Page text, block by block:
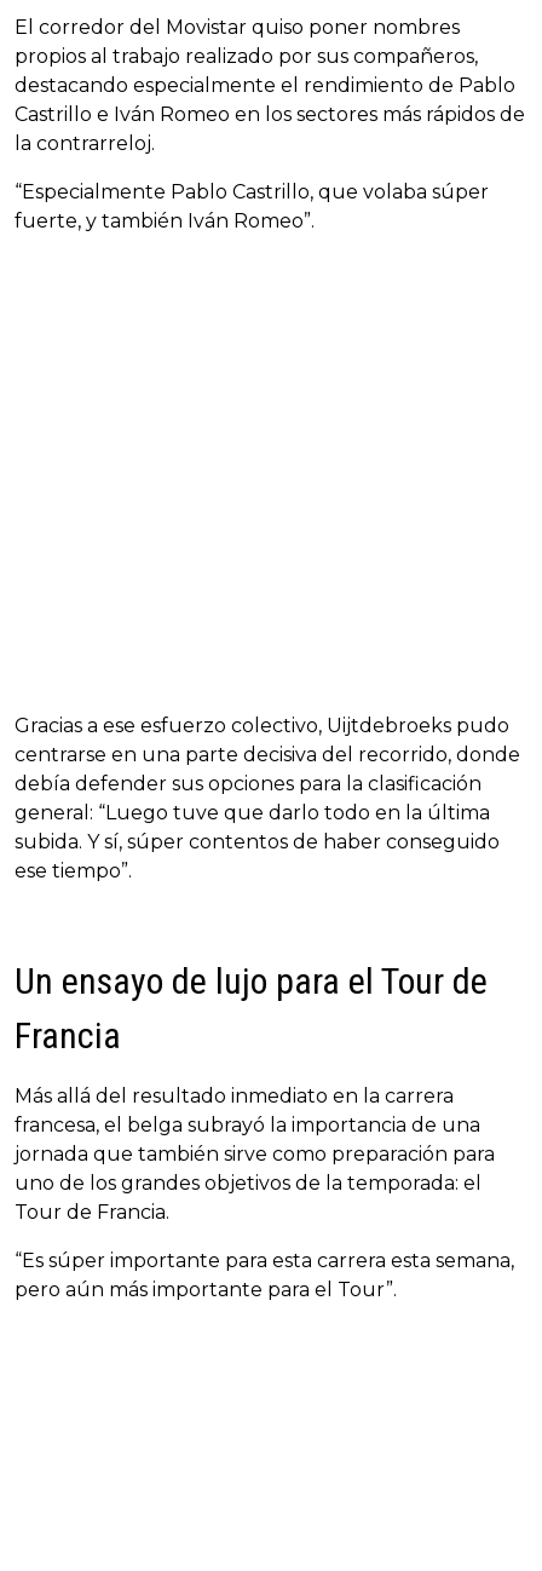
El corredor del Movistar quiso poner nombres
propios al trabajo realizado por sus compañeros,
destacando especialmente el rendimiento de Pablo
Castrillo e Iván Romeo en los sectores más rápidos de
la contrarreloj.
“Especialmente Pablo Castrillo, que volaba súper
fuerte, y también Iván Romeo”.
Gracias a ese esfuerzo colectivo, Uijtdebroeks pudo
centrarse en una parte decisiva del recorrido, donde
debía defender sus opciones para la clasificación
general: “Luego tuve que darlo todo en la última
subida. Y sí, súper contentos de haber conseguido
ese tiempo”.
Un ensayo de lujo para el Tour de
Francia
Más allá del resultado inmediato en la carrera
francesa, el belga subrayó la importancia de una
jornada que también sirve como preparación para
uno de los grandes objetivos de la temporada: el
Tour de Francia.
“Es súper importante para esta carrera esta semana,
pero aún más importante para el Tour”.